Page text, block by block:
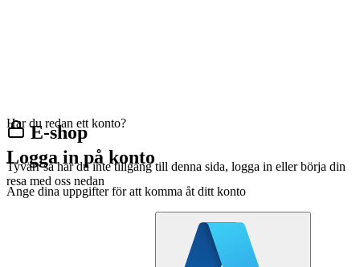
E-shop
Tyvärr så har du inte tillgång till denna sida, logga in eller börja din
resa med oss nedan
Har du redan ett konto?
Logga in på konto
Ange dina uppgifter för att komma åt ditt konto